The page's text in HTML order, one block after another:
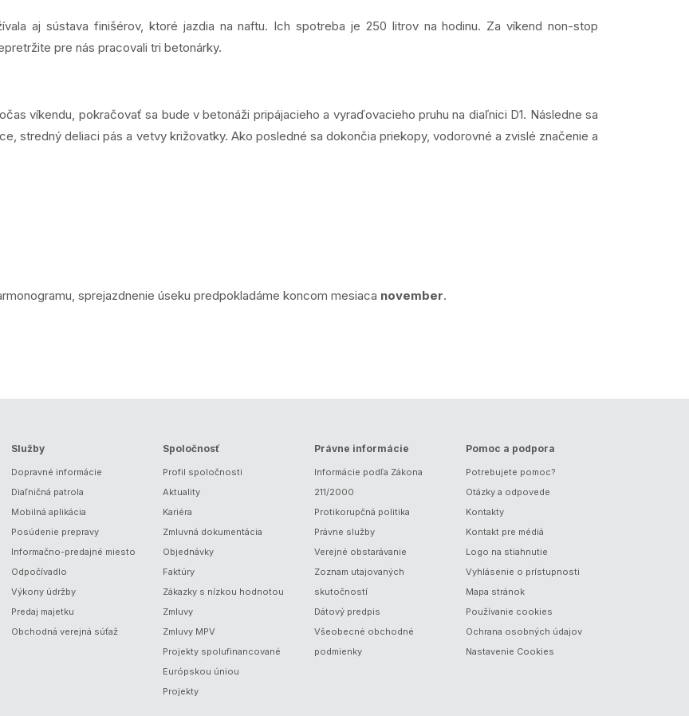
aj sústava finišérov, ktoré jazdia na naftu. Ich spotreba je 250 litrov na hodinu. Za víkend non-stop
pre nás pracovali tri betonárky.
víkendu, pokračovať sa bude v betonáži pripájacieho a vyraďovacieho pruhu na diaľnici D1. Následne sa
stredný deliaci pás a vetvy križovatky. Ako posledné sa dokončia priekopy, vodorovné a zvislé značenie a
sprejazdnenie úseku predpokladáme koncom mesiaca november.
Služby
Dopravné informácie
Diaľničná patrola
Mobilná aplikácia
Posúdenie prepravy
Informačno-predajné miesto
Odpočívadlo
Výkony údržby
Predaj majetku
Obchodná verejná súťaž
Spoločnosť
Profil spoločnosti
Aktuality
Kariéra
Zmluvná dokumentácia
Objednávky
Faktúry
Zákazky s nízkou hodnotou
Zmluvy
Zmluvy MPV
Projekty spolufinancované
Európskou úniou
Projekty
Právne informácie
Informácie podľa Zákona
211/2000
Protikorupčná politika
Právne služby
Verejné obstarávanie
Zoznam utajovaných
skutočností
Dátový predpis
Všeobecné obchodné
podmienky
Pomoc a podpora
Potrebujete pomoc?
Otázky a odpovede
Kontakty
Kontakt pre médiá
Logo na stiahnutie
Vyhlásenie o prístupnosti
Mapa stránok
Používanie cookies
Ochrana osobných údajov
Nastavenie Cookies